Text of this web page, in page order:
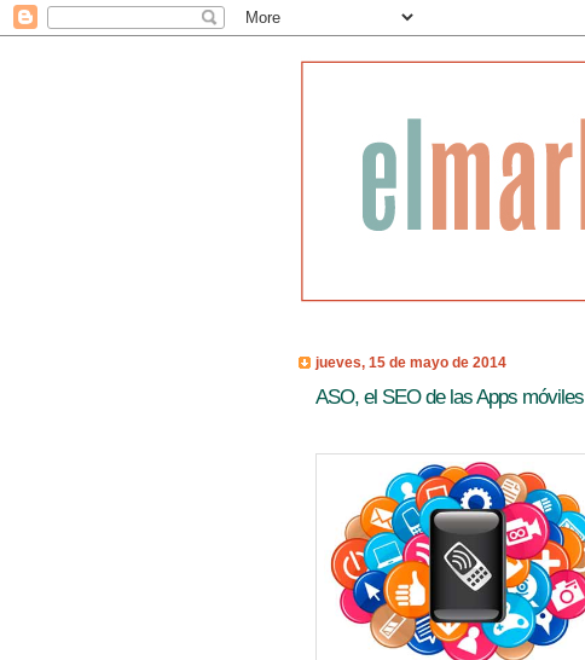
jueves, 15 de mayo de 2014
ASO, el SEO de las Apps móviles